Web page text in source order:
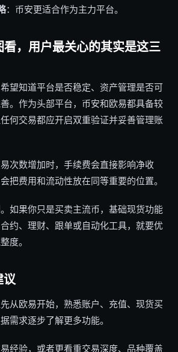
：币安更适合作为主力平台。
看，用户最关心的其实是这三
望知道平台是否稳定、资产管理是否可
。作为头部平台，币安和欧易都具备较
何交易都应开启双重验证并妥善管理账
次数增加时，手续费会直接影响净收
把费用和流动性放在同等重要的位置。
。如果你只是买卖主流币，基础现货功能
约、理财、跟单或自动化工具，就要优
度。
议
从欧易开始，熟悉账户、充值、现货买
需求逐步了解更多功能。
经验，或者更看重交易深度、品种覆盖